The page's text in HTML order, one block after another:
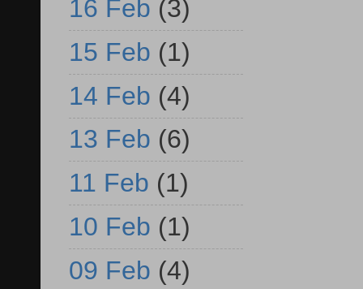
16 Feb (3)
15 Feb (1)
14 Feb (4)
13 Feb (6)
11 Feb (1)
10 Feb (1)
09 Feb (4)